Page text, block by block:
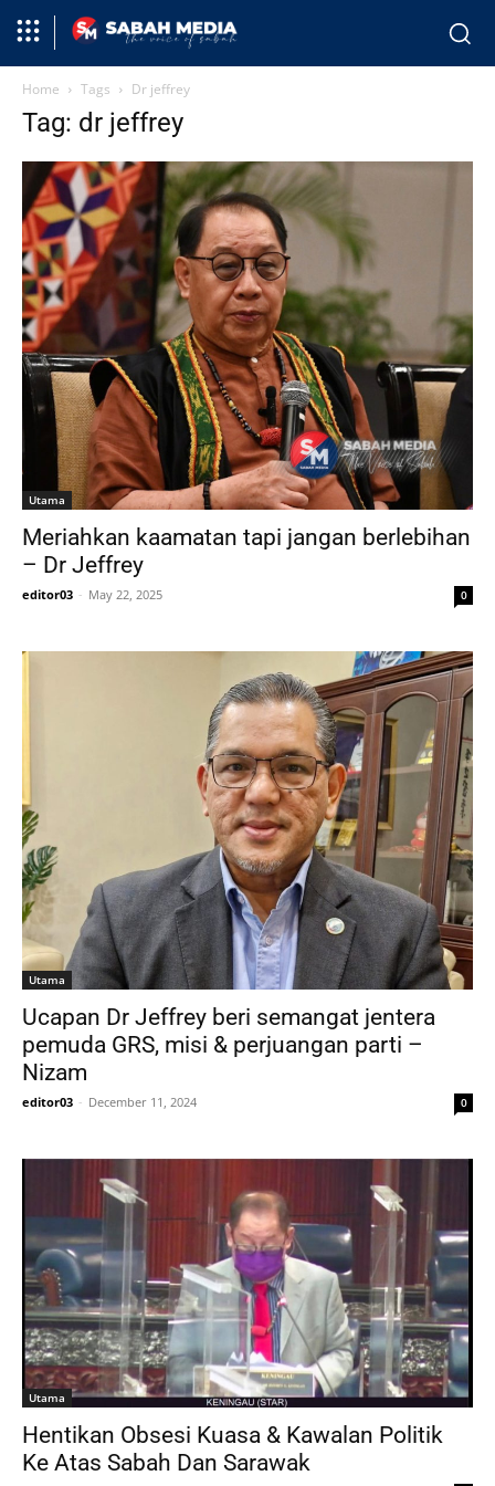
Home Tags Dr jeffrey
Tag: dr jeffrey
Utama
Meriahkan kaamatan tapi jangan berlebihan
– Dr Jeffrey
editor03 - May 22, 2025 0
Utama
Ucapan Dr Jeffrey beri semangat jentera
pemuda GRS, misi & perjuangan parti –
Nizam
editor03 - December 11, 2024 0
Utama
Hentikan Obsesi Kuasa & Kawalan Politik
Ke Atas Sabah Dan Sarawak